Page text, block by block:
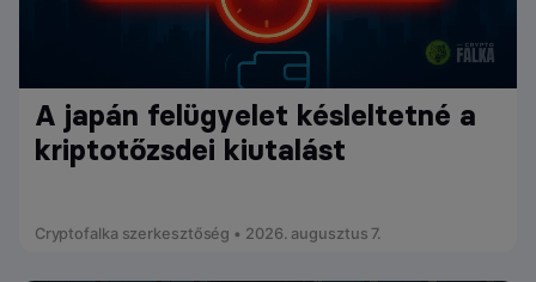
A japán felügyelet késleltetné a
kriptotőzsdei kiutalást
Cryptofalka szerkesztőség • 2026. augusztus 7.